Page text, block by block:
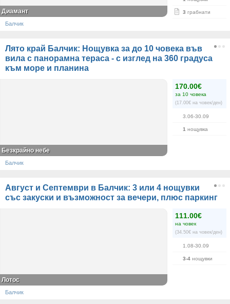
3 грабнати
Диамант
Балчик
Лято край Балчик: Нощувка за до 10 човека във
вила с панорамна тераса - с изглед на 360 градуса
към море и планина
170.00€
за 10 човека
(17.00€ на човек/ден)
3.06-30.09
1 нощувка
Безкрайно небе
Балчик
Август и Септември в Балчик: 3 или 4 нощувки
със закуски и възможност за вечери, плюс паркинг
111.00€
на човек
(34.50€ на човек/ден)
1.08-30.09
3-4 нощувки
Лотос
Балчик